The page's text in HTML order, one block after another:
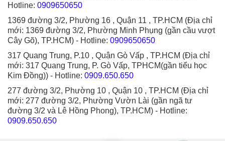
Hotline: 0909650650
1369 đường 3/2, Phường 16 , Quận 11 , TP.HCM (Địa chỉ
mới: 1369 đường 3/2, Phường Minh Phụng (gần cầu vượt
Cây Gõ), TP.HCM) - Hotline: 0909650650
317 Quang Trung, P.10 , Quận Gò Vấp , TP.HCM (Địa chỉ
mới: 317 Quang Trung, P. Gò Vấp, TPHCM(gần tiểu học
Kim Đồng)) - Hotline: 0909.650.650
277 đường 3/2, Phường 10 , Quận 10 , TP.HCM (Địa chỉ
mới: 277 đường 3/2, Phường Vườn Lài (gần ngã tư
đường 3/2 và Lê Hồng Phong), TP.HCM) - Hotline:
0909.650.650